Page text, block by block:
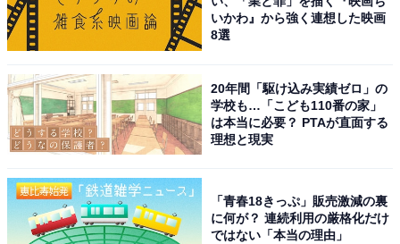
一方、「もしやまた記憶喪失か？」「記憶喪失は今期も
ット』（カンテレ・フジテレビ系）、『くるり～誰が私
と恋をした？～』（TBS系）、『9ボーダー』（TBS
系）といった今期ドラマのネタかぶりを指摘するコメン
トも。
果たして目を覚ました遥斗がどんな状態なのか、注目で
す。
いかわ』から強く連想した映画
8選
20年間「駆け込み実績ゼロ」の
学校も…「こども110番の家」
は本当に必要？ PTAが直面する
理想と現実
「青春18きっぷ」販売激減の裏
に何が？ 連続利用の厳格化だけ
ではない「本当の理由」